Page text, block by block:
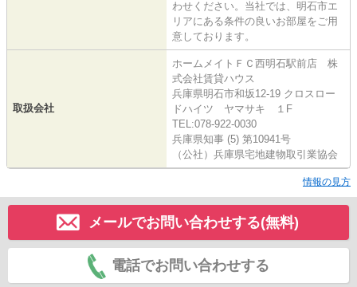
わせください。当社では、明石市エ
リアにある条件の良いお部屋をご用
意しております。
取扱会社
ホームメイトＦＣ西明石駅前店 株
式会社賃貸ハウス
兵庫県明石市和坂12-19 クロスロー
ドハイツ ヤマサキ １F
TEL:078-922-0030
兵庫県知事 (5) 第10941号
（公社）兵庫県宅地建物取引業協会
情報の見方
メールでお問い合わせする(無料)
電話でお問い合わせする